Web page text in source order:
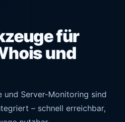
für
und
und Server-Monitoring sind
– schnell erreichbar,